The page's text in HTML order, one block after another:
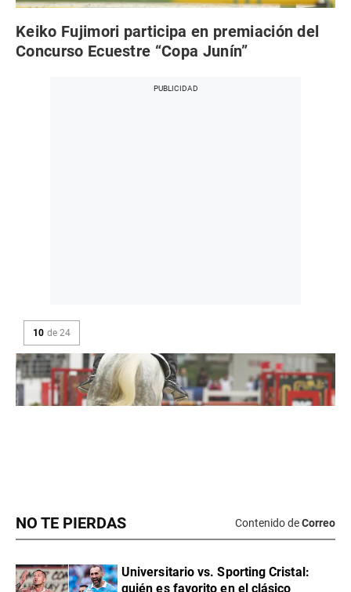
NO TE PIERDAS Contenido deCorreo
Universitario vs. Sporting Cristal:
quién es favorito en el clásico